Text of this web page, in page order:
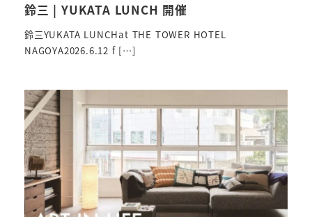
鈴三 | YUKATA LUNCH 開催
鈴三YUKATA LUNCHat THE TOWER HOTEL
NAGOYA2026.6.12 f […]